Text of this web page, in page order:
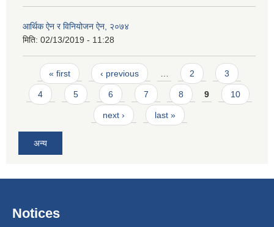
आर्थिक ऐन र विनियोजन ऐन, २०७४
मिति: 02/13/2019 - 11:28
Pages
« first ‹ previous 2 3
4 5 6 7 8 9 10
next › last »
अन्य
Notices